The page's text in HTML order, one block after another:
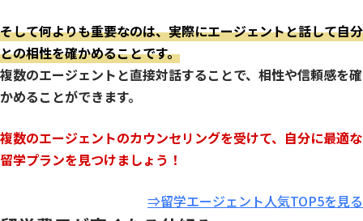
そして何よりも重要なのは、実際にエージェントと話して自分
との相性を確かめることです。
複数のエージェントと直接対話することで、相性や信頼感を確
かめることができます。
複数のエージェントのカウンセリングを受けて、自分に最適な
留学プランを見つけましょう！
⇒留学エージェント人気TOP5を見る